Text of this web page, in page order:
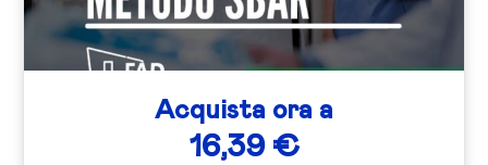
Acquista ora a
16,39 €